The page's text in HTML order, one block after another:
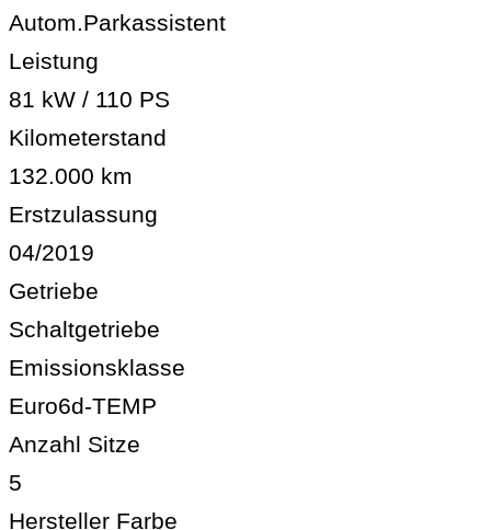
Autom.Parkassistent
Leistung
81 kW / 110 PS
Kilometerstand
132.000 km
Erstzulassung
04/2019
Getriebe
Schaltgetriebe
Emissionsklasse
Euro6d-TEMP
Anzahl Sitze
5
Hersteller Farbe